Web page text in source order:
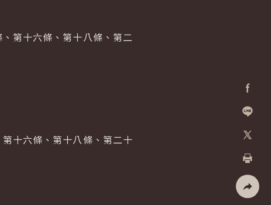
加入好
列印
第十六條、第十八條、第二
十六條、第十八條、第二十